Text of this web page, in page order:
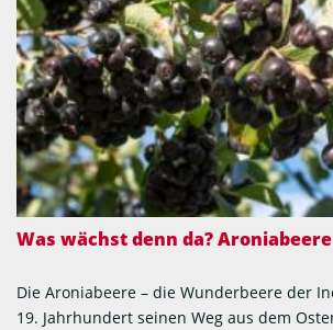
Was wächst denn da? Aroniabeere
Die Aroniabeere – die Wunderbeere der
19. Jahrhundert seinen Weg aus dem